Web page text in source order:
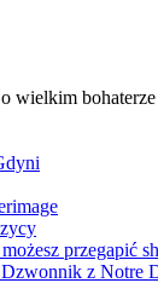
wielkim bohaterze
przegapić
z Notre